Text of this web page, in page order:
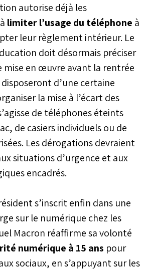
position intervient dans un
contexte de forte
inquiétude face à
l’addiction numérique des
jeunes, alors que 97 %
européens se connectent
chaque jour et qu’un sur
quatre adopte un usage
problématique du
smartphone.
autorise déjà les
limiter l’usage du téléphone à
leur règlement intérieur. Le
doit désormais préciser
mise en œuvre avant la rentrée
disposeront d’une certaine
la mise à l’écart des
de téléphones éteints
de casiers individuels ou de
Les dérogations devraient
situations d’urgence et aux
encadrés.
s’inscrit enfin dans une
sur le numérique chez les
Macron réaffirme sa volonté
numérique à 15 ans pour
sociaux, en s’appuyant sur les